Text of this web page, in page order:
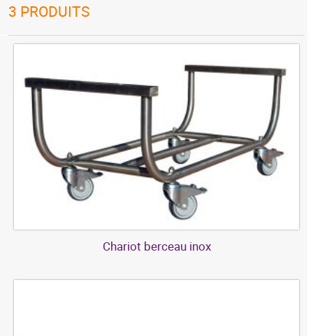
3 PRODUITS
Chariot berceau inox